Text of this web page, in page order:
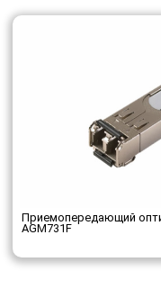
Приемопередающий
AGM731F